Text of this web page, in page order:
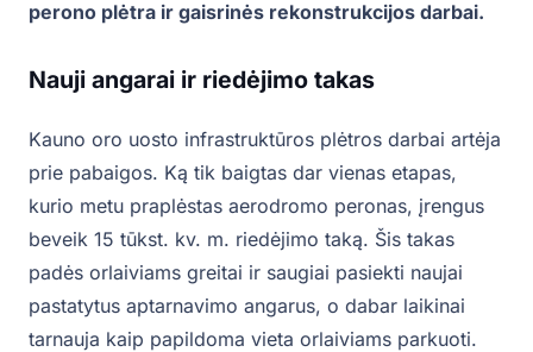
perono plėtra ir gaisrinės rekonstrukcijos darbai.
Nauji angarai ir riedėjimo takas
Kauno oro uosto infrastruktūros plėtros darbai artėja
prie pabaigos. Ką tik baigtas dar vienas etapas,
kurio metu praplėstas aerodromo peronas, įrengus
beveik 15 tūkst. kv. m. riedėjimo taką. Šis takas
padės orlaiviams greitai ir saugiai pasiekti naujai
pastatytus aptarnavimo angarus, o dabar laikinai
tarnauja kaip papildoma vieta orlaiviams parkuoti.